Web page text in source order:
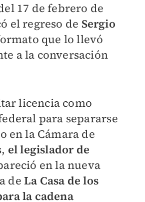
17 de febrero de
el regreso de Sergio
que lo llevó
a la conversación
licencia como
para separarse
en la Cámara de
el legislador de
en la nueva
deLa Casa de los
la cadena